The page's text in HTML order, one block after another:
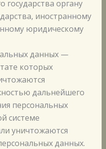
органу
иностранному
юридическому
данных —
которых
дальнейшего
персональных
системе
уничтожаются
данных.